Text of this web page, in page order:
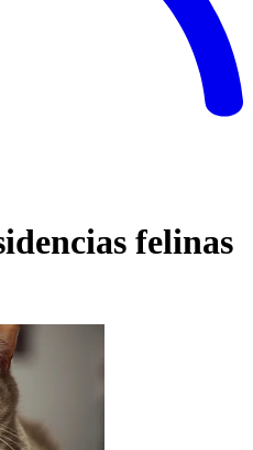
felinas